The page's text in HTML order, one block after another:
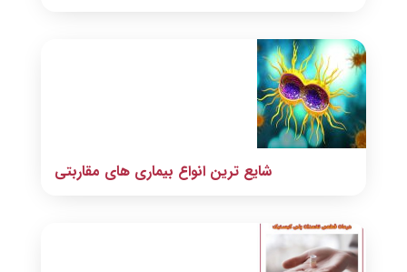
شایع ترین انواع بیماری های مقاربتی